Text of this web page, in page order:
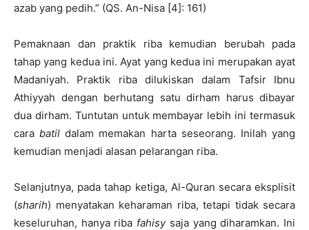
azab yang pedih.” (QS. An-Nisa [4]: 161)
Pemaknaan dan praktik riba kemudian berubah pada
tahap yang kedua ini. Ayat yang kedua ini merupakan ayat
Madaniyah. Praktik riba dilukiskan dalam Tafsir Ibnu
Athiyyah dengan berhutang satu dirham harus dibayar
dua dirham. Tuntutan untuk membayar lebih ini termasuk
carabatildalam memakan harta seseorang. Inilah yang
kemudian menjadi alasan pelarangan riba.
Selanjutnya, pada tahap ketiga, Al-Quran secara eksplisit
(sharih) menyatakan keharaman riba, tetapi tidak secara
keseluruhan, hanya riba fahisysaja yang diharamkan. Ini